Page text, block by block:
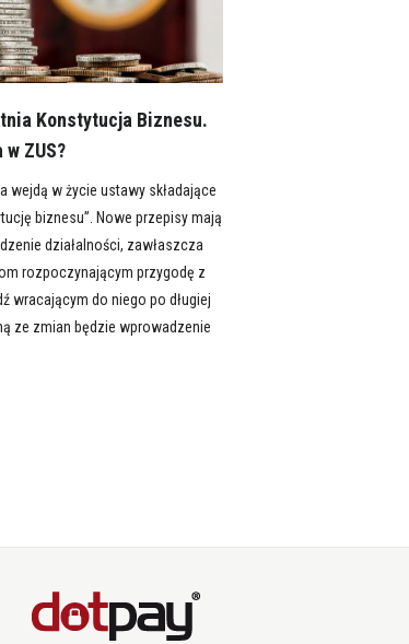
Konstytucja Biznesu.
ZUS?
wejdą w życie ustawy składające
biznesu”. Nowe przepisy mają
działalności, zawłaszcza
rozpoczynającym przygodę z
wracającym do niego po długiej
ze zmian będzie wprowadzenie